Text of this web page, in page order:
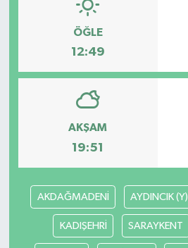
ÖĞLE
12:49
AKŞAM
19:51
AKDAĞMADENİ AYDINCIK (Y)
KADIŞEHRİ SARAYKENT